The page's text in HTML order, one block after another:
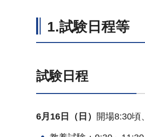
1.試験日程等
試験日程
6月16日（日） 開場8:30頃